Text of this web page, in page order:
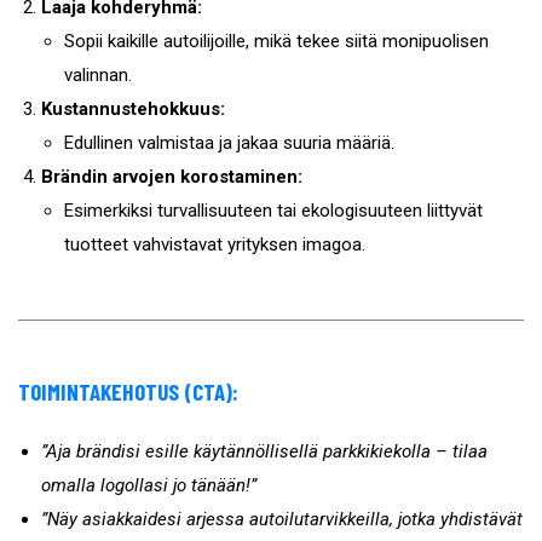
Laaja kohderyhmä:
Sopii kaikille autoilijoille, mikä tekee siitä monipuolisen
valinnan.
Kustannustehokkuus:
Edullinen valmistaa ja jakaa suuria määriä.
Brändin arvojen korostaminen:
Esimerkiksi turvallisuuteen tai ekologisuuteen liittyvät
tuotteet vahvistavat yrityksen imagoa.
TOIMINTAKEHOTUS (CTA):
”Aja brändisi esille käytännöllisellä parkkikiekolla – tilaa
omalla logollasi jo tänään!”
”Näy asiakkaidesi arjessa autoilutarvikkeilla, jotka yhdistävät